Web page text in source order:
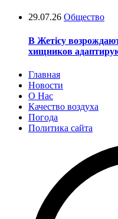
29.07.26 Общество
В Жетісу
хищников
Главная
Новости
О Нас
Качество воздуха
Погода
Политика сайта